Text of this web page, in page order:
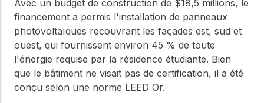
construction en bois et
la durabilité.
Avec un budget de construction de $18,5 millions, le
financement a permis l'installation de panneaux
photovoltaïques recouvrant les façades est, sud et
ouest, qui fournissent environ 45 % de toute
l'énergie requise par la résidence étudiante. Bien
que le bâtiment ne visait pas de certification, il a été
conçu selon une norme LEED Or.